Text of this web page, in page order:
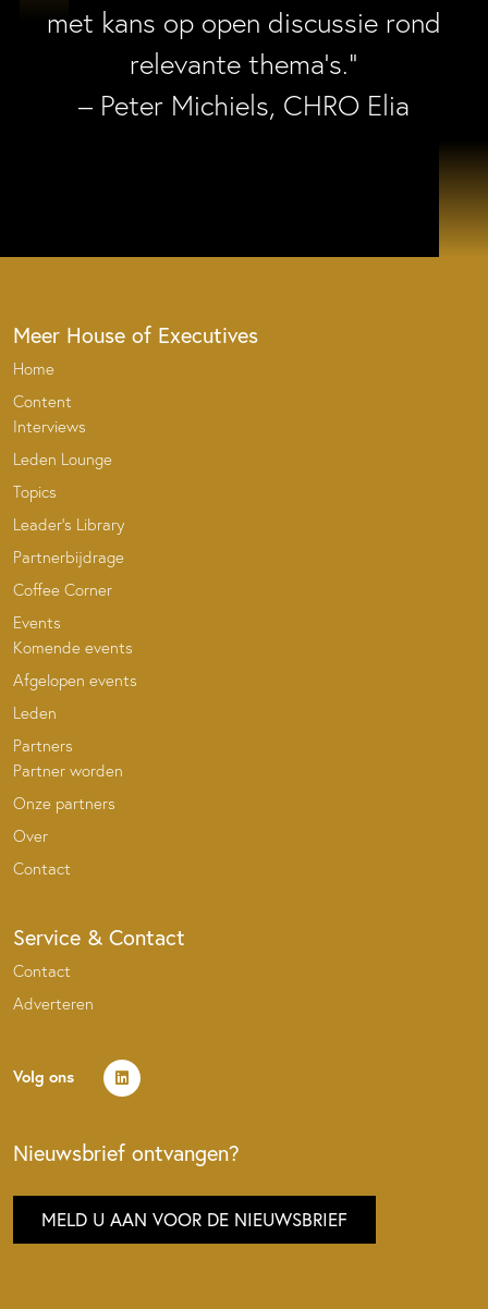
met kans op open discussie rond
relevante thema’s.”
– Peter Michiels, CHRO Elia
Meer House of Executives
Home
Content
Interviews
Leden Lounge
Topics
Leader’s Library
Partnerbijdrage
Coffee Corner
Events
Komende events
Afgelopen events
Leden
Partners
Partner worden
Onze partners
Over
Contact
Service & Contact
Contact
Adverteren
Volg ons
Nieuwsbrief ontvangen?
MELD U AAN VOOR DE NIEUWSBRIEF